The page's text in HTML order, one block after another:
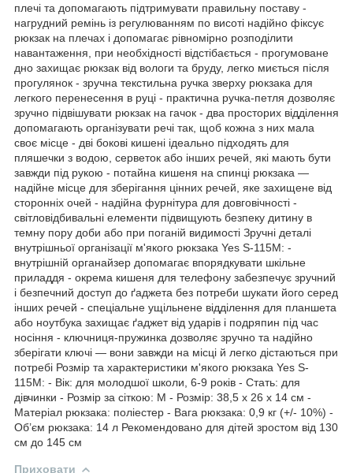
плечі та допомагають підтримувати правильну поставу -
нагрудний ремінь із регулюванням по висоті надійно фіксує
рюкзак на плечах і допомагає рівномірно розподілити
навантаження, при необхідності відстібається - прогумоване
дно захищає рюкзак від вологи та бруду, легко миється після
прогулянок - зручна текстильна ручка зверху рюкзака для
легкого перенесення в руці - практична ручка-петля дозволяє
зручно підвішувати рюкзак на гачок - два просторих відділення
допомагають організувати речі так, щоб кожна з них мала
своє місце - дві бокові кишені ідеально підходять для
пляшечки з водою, серветок або інших речей, які мають бути
завжди під рукою - потайна кишеня на спинці рюкзака —
надійне місце для зберігання цінних речей, яке захищене від
сторонніх очей - надійна фурнітура для довговічності -
світловідбивальні елементи підвищують безпеку дитину в
темну пору доби або при поганій видимості Зручні деталі
внутрішньої організації м'якого рюкзака Yes S-115М: -
внутрішній органайзер допомагає впорядкувати шкільне
приладдя - окрема кишеня для телефону забезпечує зручний
і безпечний доступ до ґаджета без потреби шукати його серед
інших речей - спеціальне ущільнене відділення для планшета
або ноутбука захищає ґаджет від ударів і подряпин під час
носіння - ключниця-пружинка дозволяє зручно та надійно
зберігати ключі — вони завжди на місці й легко дістаються при
потребі Розмір та характеристики м'якого рюкзака Yes S-
115М: - Вік: для молодшої школи, 6-9 років - Стать: для
дівчинки - Розмір за сіткою: M - Розмір: 38,5 х 26 х 14 см -
Матеріал рюкзака: поліестер - Вага рюкзака: 0,9 кг (+/- 10%) -
Об’єм рюкзака: 14 л Рекомендовано для дітей зростом від 130
см до 145 см
Приховати